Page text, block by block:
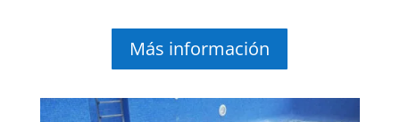
Más información